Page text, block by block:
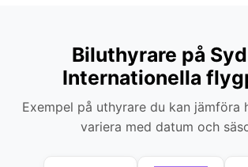
Biluthyrare på
Internationella
Exempel på uthyrare du kan jämföra
variera med datum och